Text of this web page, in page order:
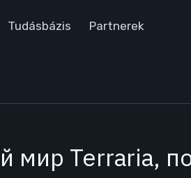
Tudásbázis Partnerek
мир Terraria,